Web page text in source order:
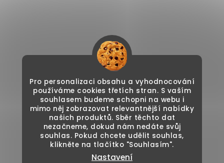
Pro personalizaci obsahu a vyhodnocování
používáme cookies třetích stran. S vaším
souhlasem budeme schopni na webu i
mimo něj zobrazovat relevantnější nabídky
našich produktů. Sběr těchto dat
nezačneme, dokud nám nedáte svůj
souhlas. Pokud chcete udělit souhlas,
klikněte na tlačítko "Souhlasím".
Nastavení